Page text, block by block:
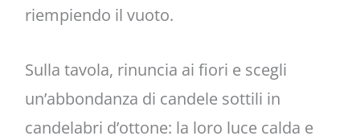
riempiendo il vuoto.
Sulla tavola, rinuncia ai fiori e scegli
un’abbondanza di candele sottili in
candelabri d’ottone: la loro luce calda e